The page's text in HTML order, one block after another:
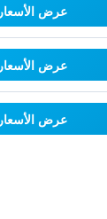
عرض الأسعار
عرض الأسعار
عرض الأسعار